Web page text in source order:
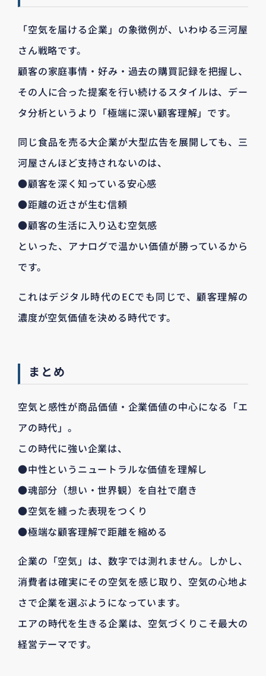
「空気を届ける企業」の象徴例が、いわゆる三河屋
さん戦略です。
顧客の家庭事情・好み・過去の購買記録を把握し、
その人に合った提案を行い続けるスタイルは、デー
タ分析というより「極端に深い顧客理解」です。
同じ食品を売る大企業が大型広告を展開しても、三
河屋さんほど支持されないのは、
●顧客を深く知っている安心感
●距離の近さが生む信頼
●顧客の生活に入り込む空気感
といった、アナログで温かい価値が勝っているから
です。
これはデジタル時代のECでも同じで、顧客理解の
濃度が空気価値を決める時代です。
まとめ
空気と感性が商品価値・企業価値の中心になる「エ
アの時代」。
この時代に強い企業は、
●中性というニュートラルな価値を理解し
●魂部分（想い・世界観）を自社で磨き
●空気を纏った表現をつくり
●極端な顧客理解で距離を縮める
企業の「空気」は、数字では測れません。しかし、
消費者は確実にその空気を感じ取り、空気の心地よ
さで企業を選ぶようになっています。
エアの時代を生きる企業は、空気づくりこそ最大の
経営テーマです。